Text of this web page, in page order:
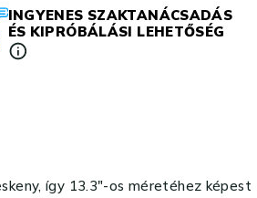
INGYENES SZAKTANÁCSADÁS
ÉS KIPRÓBÁLÁSI LEHETŐSÉG
így 13.3″-os méretéhez képest